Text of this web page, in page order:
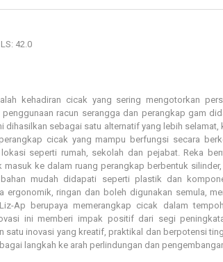
LS: 42.0
kehadiran cicak yang sering mengotorkan
racun serangga dan perangkap gam
sebagai satu alternatif yang lebih
cicak yang mampu berfungsi secara
seperti rumah, sekolah dan pejabat. Reka
ke dalam ruang perangkap berbentuk
mudah didapati seperti plastik dan
ringan dan boleh digunakan semula,
Ap berupaya memerangkap cicak dalam
ini memberi impak positif dari segi
satu inovasi yang kreatif, praktikal dan berpotensi
langkah ke arah perlindungan dan